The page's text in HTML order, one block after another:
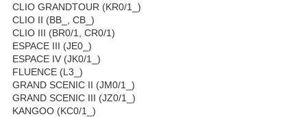
CLIO GRANDTOUR (KR0/1_)
CLIO II (BB_, CB_)
CLIO III (BR0/1, CR0/1)
ESPACE III (JE0_)
ESPACE IV (JK0/1_)
FLUENCE (L3_)
GRAND SCENIC II (JM0/1_)
GRAND SCENIC III (JZ0/1_)
KANGOO (KC0/1_)